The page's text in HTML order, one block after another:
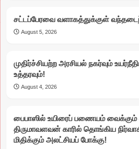
சட்டப்பேரவை வளாகத்துக்குள்
August 5, 2026
முதிர்ச்சியற்ற அரசியல் நகர்வும்
உத்தரவும்!
August 4, 2026
பைபாஸில் உயிரைப் பணையம் வைக்கும்
திருமாவளவன் காரில் தொங்கிய
மிதிக்கும் அலட்சியப் போக்கு!